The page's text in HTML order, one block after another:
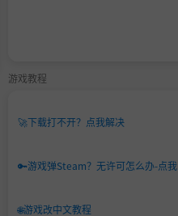
男主
角色
角色卡-AI少女
游戏教程
🚀下载打不开？点我解决
🔑游戏弹Steam？无许可怎么办-点我
🌐游戏改中文教程